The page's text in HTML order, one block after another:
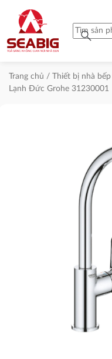
search
Trang chủ / Thiết bị nhà bếp
Lạnh Đức Grohe 31230001